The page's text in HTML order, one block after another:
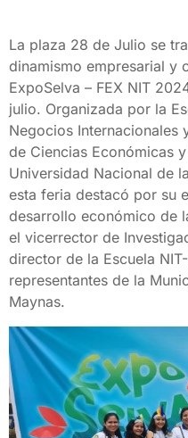
La plaza 28 de Julio se
dinamismo empresarial y
ExpoSelva – FEX NIT
julio. Organizada por la
Negocios Internacionales
de Ciencias Económicas
Universidad Nacional de
esta feria destacó por su
desarrollo económico de
el vicerrector de
director de la Escuela
representantes de la
Maynas.